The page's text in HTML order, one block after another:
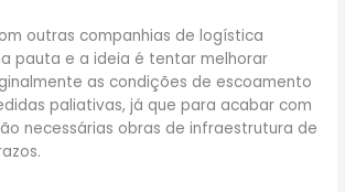
outras companhias de logística
pauta e a ideia é tentar melhorar
as condições de escoamento
paliativas, já que para acabar com
necessárias obras de infraestrutura de